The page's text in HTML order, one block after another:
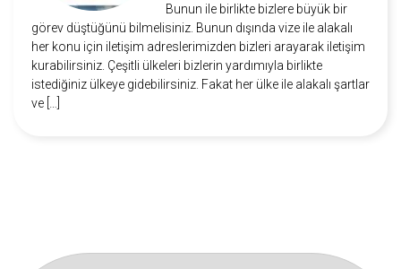
Bunun ile birlikte bizlere büyük bir
görev düştüğünü bilmelisiniz. Bunun dışında vize ile alakalı
her konu için iletişim adreslerimizden bizleri arayarak iletişim
kurabilirsiniz. Çeşitli ülkeleri bizlerin yardımıyla birlikte
istediğiniz ülkeye gidebilirsiniz. Fakat her ülke ile alakalı şartlar
ve […]